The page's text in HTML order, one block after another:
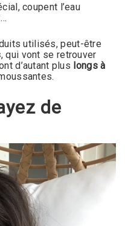
coupent l’eau
utilisés, peut-être
, qui vont se retrouver
d’autant plus longs à
de